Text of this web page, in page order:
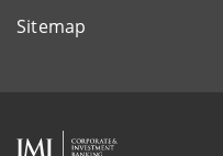
Sitemap